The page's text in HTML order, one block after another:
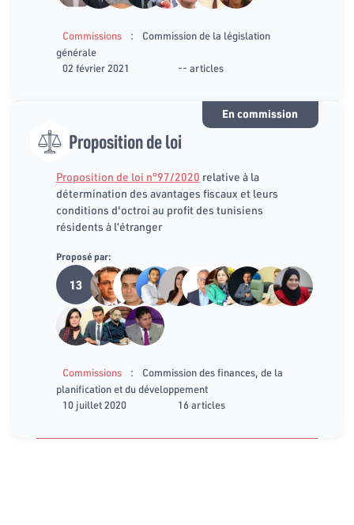
Commissions :
Commission de la législation
générale
02 février 2021
-- articles
En commission
Proposition de loi
Proposition de loi n°97/2020 relative à la
détermination des avantages fiscaux et leurs
conditions d'octroi au profit des tunisiens
résidents à l’étranger
Proposé par:
13
Commissions :
Commission des finances, de la
planification et du développement
10 juillet 2020
16 articles